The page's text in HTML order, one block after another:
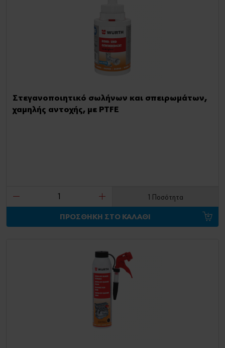
Στεγανοποιητικό σωλήνων και σπειρωμάτων,
χαμηλής αντοχής, με PTFE
1 Ποσότητα
ΠΡΟΣΘΗΚΗ ΣΤΟ ΚΑΛΑΘΙ